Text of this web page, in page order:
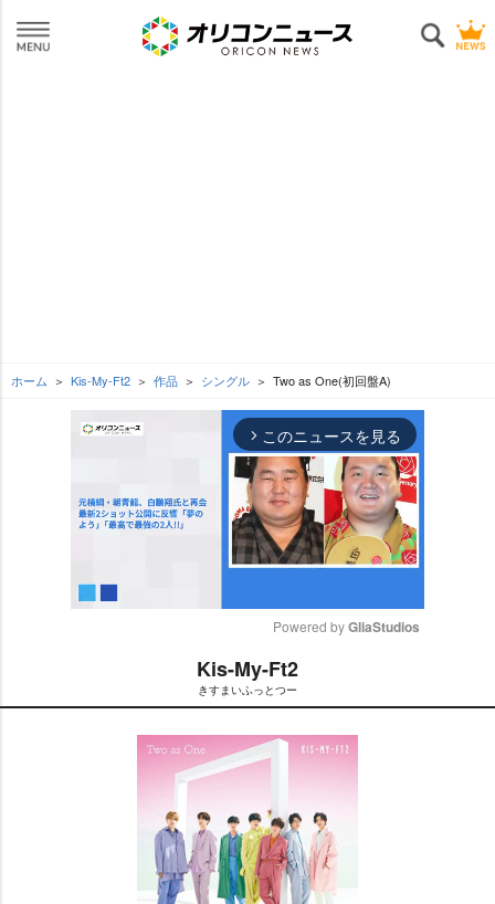
ホーム Kis-My-Ft2 作品 シングル Two as One(初回盤A)
arrow_forward_ios このニュースを見る
t
e
Powered by GliaStudios
Kis-My-Ft2
きすまいふっとつー